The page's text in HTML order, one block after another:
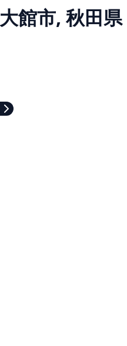
大館市, 秋田県